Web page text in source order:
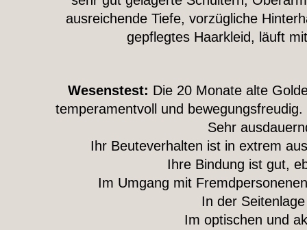
ausreichende Tiefe, vorzügliche
gepflegtes Haarkleid, läuft
Wesenstest: Die 20 Monate alte
temperamentvoll und
Sehr
Ihr Beuteverhalten ist in extrem
Ihre Bindung ist gut,
Im Umgang mit
In der
Im optischen und